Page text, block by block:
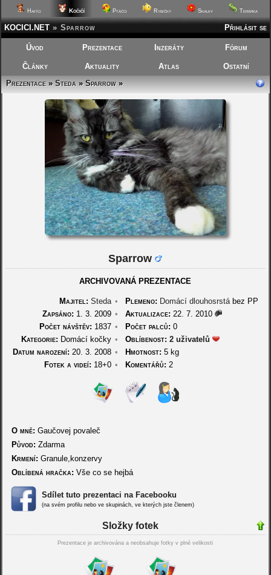
Hafíci Kočičí Ptáčci Rybičky Skalky Terárka
Přihlásit se
KOCICI.NET » Sparrow
Úvod Prezentace Inzeráty Fórum
Články Aktuality Atlas
Ostatní
Prezentace»Steda»Sparrow»
Sparrow
ARCHIVOVANÁ PREZENTACE
Majitel: Steda • Plemeno: Domácí dlouhosrstábez PP
Zapsáno: 1. 3. 2009 • Aktualizace: 22. 7. 2010
Počet návštěv: 1837 • Počet palců: 0
Kategorie: Domácí kočky • Oblíbenost: 2 uživatelů
Datum narození: 20. 3. 2008 • Hmotnost: 5 kg
Fotek a videí: 18+0 • Komentářů: 2
O mně: Gaučovej povaleč
Původ: Zdarma
Krmení: Granule,konzervy
Oblíbená hračka: Vše co se hejbá
Sdílet tuto prezentaci na Facebooku
(na svém profilu nebo ve skupinách, ve kterých jste členem)
Složky fotek
Prezentace je archivována a neobsahuje fotky v plné velikosti